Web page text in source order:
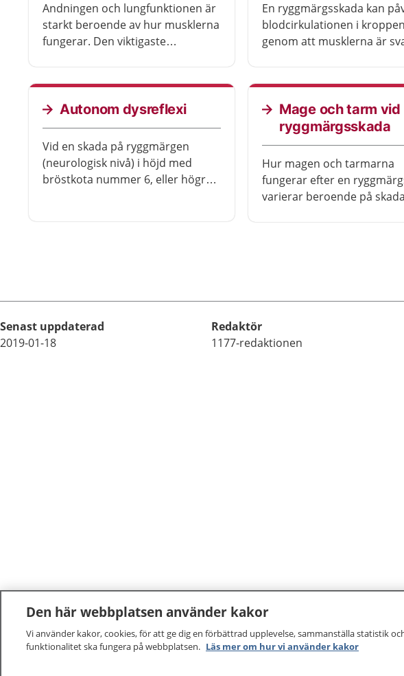
Andningen och lungfunktionen är
starkt beroende av hur musklerna
fungerar. Den viktigaste
från 3-5:e halskotan.
Autonom dysreflexi
Vid en skada på ryggmärgen
(neurologisk nivå) i höjd med
bröstkota nummer 6, eller högre
En ryggmärgsskada kan
blodcirkulationen i
genom att musklerna är
du märka genom att du till
exempel lättare blir yr när
sätter dig upp
sitter.
Mage och tarm vid
ryggmärgsskada
Hur magen och tarmarna
fungerar efter en
varierar beroende på
Senast uppdaterad
2019-01-18
Redaktör
1177-redaktionen
Den här webbplatsen använder kakor
Vi använder kakor, cookies, för att ge dig en förbättrad upplevelse, sammanställa statistik
funktionalitet ska fungera på webbplatsen. Läs mer om hur vi använder kakor